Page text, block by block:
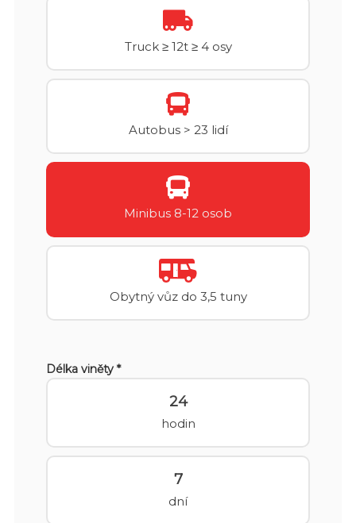
Truck ≥ 12t ≥ 4 osy
Autobus > 23 lidí
Minibus 8-12 osob
Obytný vůz do 3,5 tuny
Délka viněty *
24
hodin
7
dní